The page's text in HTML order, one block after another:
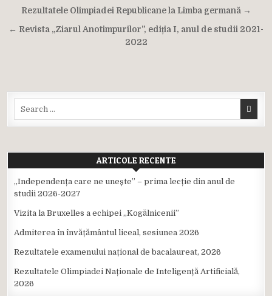
Navigare
în
Rezultatele Olimpiadei Republicane la Limba germană →
← Revista „Ziarul Anotimpurilor”, ediția I, anul de studii 2021-
2022
ARTICOLE RECENTE
,,Independența care ne unește” – prima lecție din anul de
studii 2026-2027
Vizita la Bruxelles a echipei ,,Kogălnicenii”
Admiterea în învățământul liceal, sesiunea 2026
Rezultatele examenului național de bacalaureat, 2026
Rezultatele Olimpiadei Naționale de Inteligență Artificială,
2026